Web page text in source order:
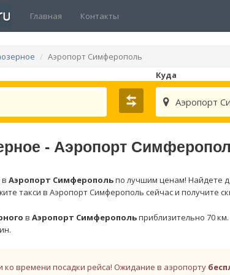
Главная Контакты
Аэропорт Симферополь
Куда
Аэропорт
- Аэропорт
в Аэропорт Симферопольпо лучшим ценам! Найдете
такси в Аэропорт Симферополь сейчас и получите
в Аэропорт Симферопольприблизительно 70 км.
ко времени посадки рейса! Ожидание в аэропорту